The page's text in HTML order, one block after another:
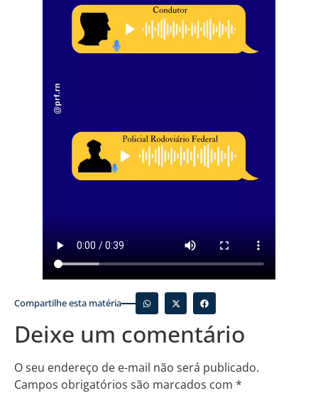
Compartilhe esta matéria
Deixe um comentário
O seu endereço de e-mail não será publicado.
Campos obrigatórios são marcados com *